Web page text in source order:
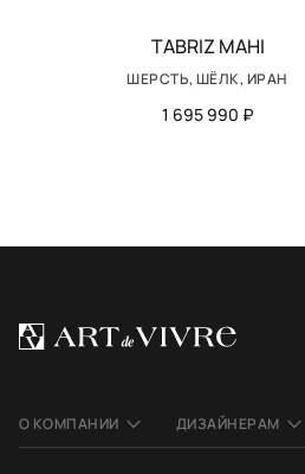
TABRIZ MAHI
ШЕРСТЬ, ШЁЛК, ИРАН
1 695 990 ₽
О КОМПАНИИ ДИЗАЙНЕРАМ